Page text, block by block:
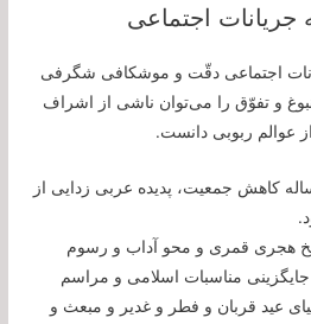
اجتماعی
اجتماعى دقّت و موشكافى شگرفى
نبوغ و تفوّق را می‌توان ناشى از اشراف
عوالم ربوبى دانست.
کاهش جمعیت، پديده عربى زدايى از
هجرى قمرى و محو آداب و رسوم
مناسبات اسلامى و مراسم
عيد قربان و فطر و غدير و مبعث و